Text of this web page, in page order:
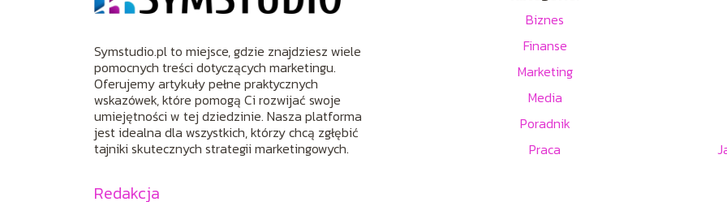
Symstudio.pl to miejsce, gdzie znajdziesz wiele
pomocnych treści dotyczących marketingu.
Oferujemy artykuły pełne praktycznych
wskazówek, które pomogą Ci rozwijać swoje
umiejętności w tej dziedzinie. Nasza platforma
jest idealna dla wszystkich, którzy chcą zgłębić
tajniki skutecznych strategii marketingowych.
Redakcja
Biznes
Finanse
Marketing
Media
Poradnik
Praca